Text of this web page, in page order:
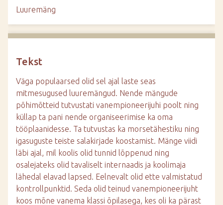
Luuremäng
Tekst
Väga populaarsed olid sel ajal laste seas
mitmesugused luuremängud. Nende mängude
põhimõtteid tutvustati vanempioneerijuhi poolt ning
küllap ta pani nende organiseerimise ka oma
tööplaanidesse. Ta tutvustas ka morsetähestiku ning
igasuguste teiste salakirjade koostamist. Mänge viidi
läbi ajal, mil koolis olid tunnid lõppenud ning
osalejateks olid tavaliselt internaadis ja koolimaja
lähedal elavad lapsed. Eelnevalt olid ette valmistatud
kontrollpunktid. Seda olid teinud vanempioneerijuht
koos mõne vanema klassi õpilasega, kes oli ka pärast